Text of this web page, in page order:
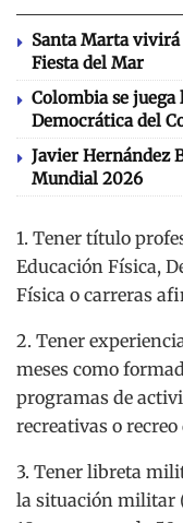
Santa Marta
Fiesta del Mar
Colombia se
Democrática del
Javier Hernández
Mundial 2026
1. Tener título
Educación Física,
Física o carreras
2. Tener
meses como
programas de
recreativas o
3. Tener libreta
la situación militar